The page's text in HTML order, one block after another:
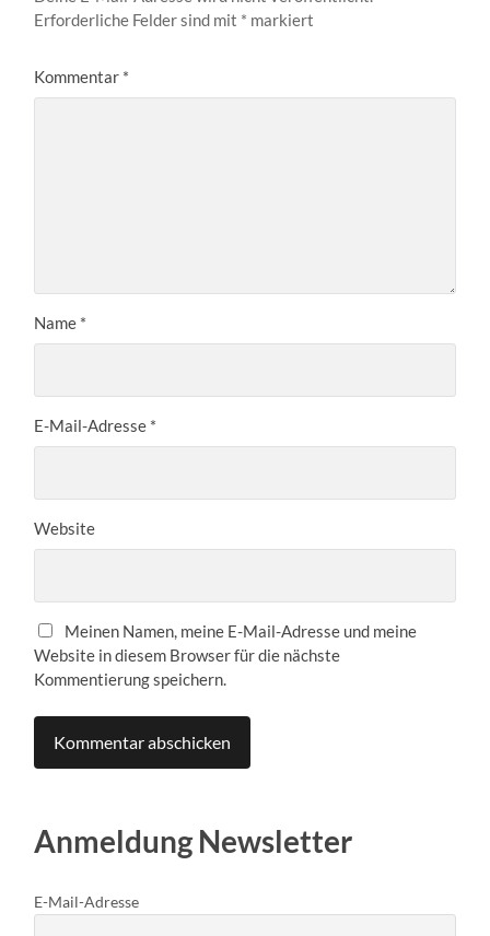
Erforderliche Felder sind mit * markiert
Kommentar *
Name *
E-Mail-Adresse *
Website
Meinen Namen, meine E-Mail-Adresse und meine
Website in diesem Browser für die nächste
Kommentierung speichern.
Anmeldung Newsletter
E-Mail-Adresse